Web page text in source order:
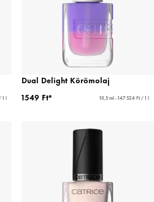
1 l
Dual Delight Körömolaj
1549 Ft*
10,5 ml - 147 524 Ft / 1 l